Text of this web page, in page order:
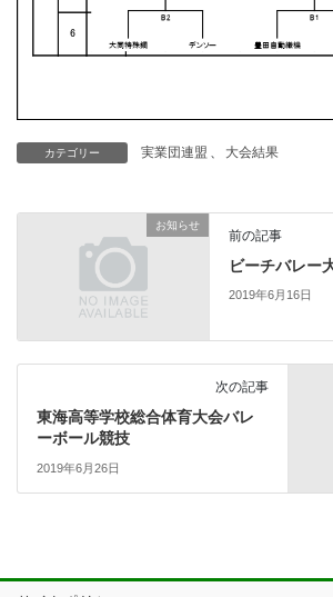
カテゴリー 実業団連盟 大会結果
お知らせ
前の記事
ビーチバレー
2019年6月16日
次の記事
東海高等学校総合体育大会バレ
ーボール競技
2019年6月26日